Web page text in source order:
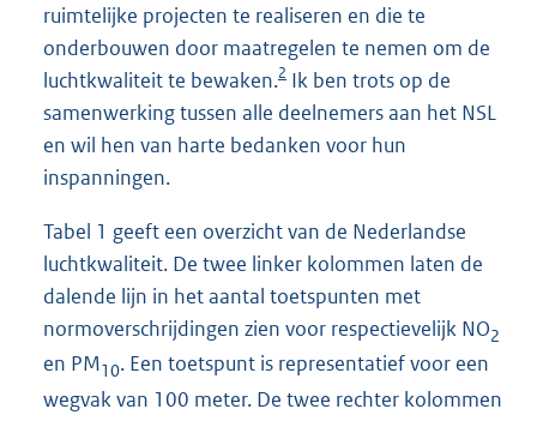
ruimtelijke projecten te realiseren en die te
onderbouwen door maatregelen te nemen om de
luchtkwaliteit te bewaken.2 Ik ben trots op de
samenwerking tussen alle deelnemers aan het NSL
en wil hen van harte bedanken voor hun
inspanningen.
Tabel 1 geeft een overzicht van de Nederlandse
luchtkwaliteit. De twee linker kolommen laten de
dalende lijn in het aantal toetspunten met
normoverschrijdingen zien voor respectievelijk NO2
en PM10. Een toetspunt is representatief voor een
wegvak van 100 meter. De twee rechter kolommen